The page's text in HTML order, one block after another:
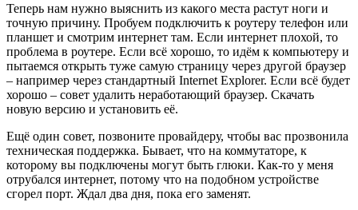
Теперь нам нужно выяснить из какого места растут ноги и
точную причину. Пробуем подключить к роутеру телефон или
планшет и смотрим интернет там. Если интернет плохой, то
проблема в роутере. Если всё хорошо, то идём к компьютеру и
пытаемся открыть туже самую страницу через другой браузер
– например через стандартный Internet Explorer. Если всё будет
хорошо – совет удалить неработающий браузер. Скачать
новую версию и установить её.
Ещё один совет, позвоните провайдеру, чтобы вас прозвонила
техническая поддержка. Бывает, что на коммутаторе, к
которому вы подключены могут быть глюки. Как-то у меня
отрубался интернет, потому что на подобном устройстве
сгорел порт. Ждал два дня, пока его заменят.